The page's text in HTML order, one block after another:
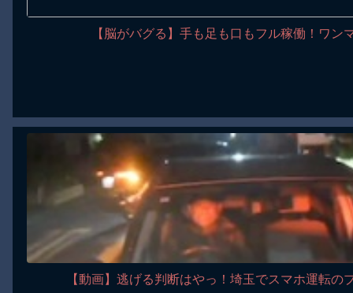
【脳がバグる】手も足も口もフル稼働！ワン
【動画】逃げる判断はやっ！埼玉でスマホ運転の